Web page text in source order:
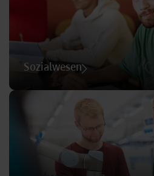
Sozialwesen